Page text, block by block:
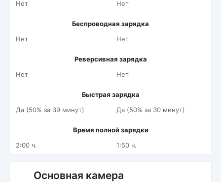
Нет Нет
Беспроводная зарядка
Нет
Нет
Реверсивная зарядка
Нет
Нет
Быстрая зарядка
Да (50% за 39 минут)
Да (50% за 30 минут)
Время полной зарядки
2:00 ч.
1:50 ч.
Основная камера